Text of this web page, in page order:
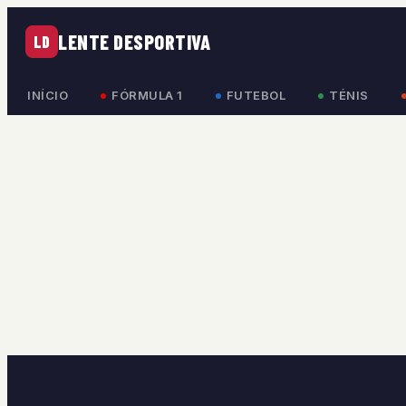
LD LENTE DESPORTIVA
INÍCIO FÓRMULA 1 FUTEBOL TÉNIS